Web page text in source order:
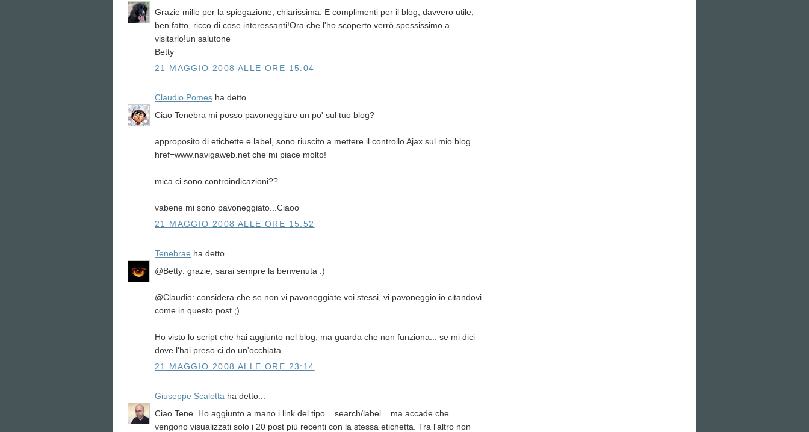
Grazie mille per la spiegazione, chiarissima. E complimenti per il blog, davvero utile,
ben fatto, ricco di cose interessanti!Ora che l'ho scoperto verrò spessissimo a
visitarlo!un salutone
Betty
21 MAGGIO 2008 ALLE ORE 15:04
Claudio Pomes ha detto...
Ciao Tenebra mi posso pavoneggiare un po' sul tuo blog?
approposito di etichette e label, sono riuscito a mettere il controllo Ajax sul mio blog
href=www.navigaweb.net che mi piace molto!
mica ci sono controindicazioni??
vabene mi sono pavoneggiato...Ciaoo
21 MAGGIO 2008 ALLE ORE 15:52
Tenebrae ha detto...
@Betty: grazie, sarai sempre la benvenuta :)
@Claudio: considera che se non vi pavoneggiate voi stessi, vi pavoneggio io citandovi
come in questo post ;)
Ho visto lo script che hai aggiunto nel blog, ma guarda che non funziona... se mi dici
dove l'hai preso ci do un'occhiata
21 MAGGIO 2008 ALLE ORE 23:14
Giuseppe Scaletta ha detto...
Ciao Tene. Ho aggiunto a mano i link del tipo ...search/label... ma accade che
vengono visualizzati solo i 20 post più recenti con la stessa etichetta. Tra l'altro non